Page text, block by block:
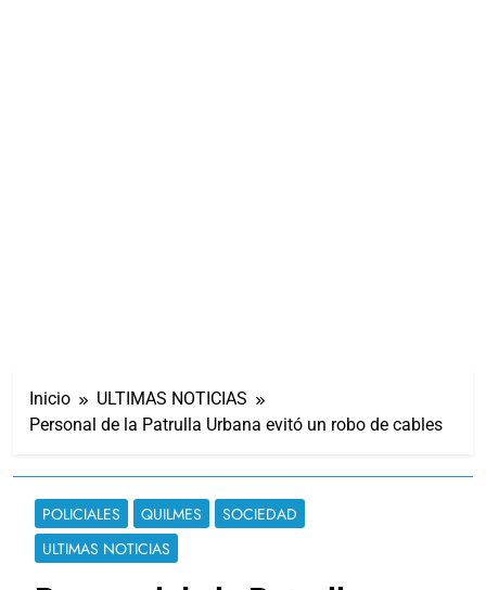
Inicio
ULTIMAS NOTICIAS
Personal de la Patrulla Urbana evitó un robo de cables
POLICIALES QUILMES
SOCIEDAD
ULTIMAS NOTICIAS